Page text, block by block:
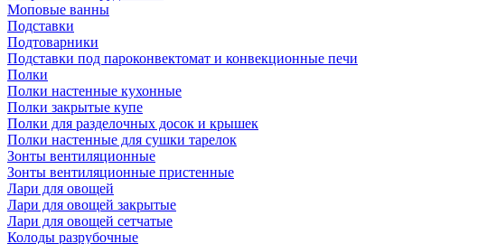
Моповые ванны
Подставки
Подтоварники
Подставки под пароконвектомат и конвекционные печи
Полки
Полки настенные кухонные
Полки закрытые купе
Полки для разделочных досок и крышек
Полки настенные для сушки тарелок
Зонты вентиляционные
Зонты вентиляционные пристенные
Лари для овощей
Лари для овощей закрытые
Лари для овощей сетчатые
Колоды разрубочные